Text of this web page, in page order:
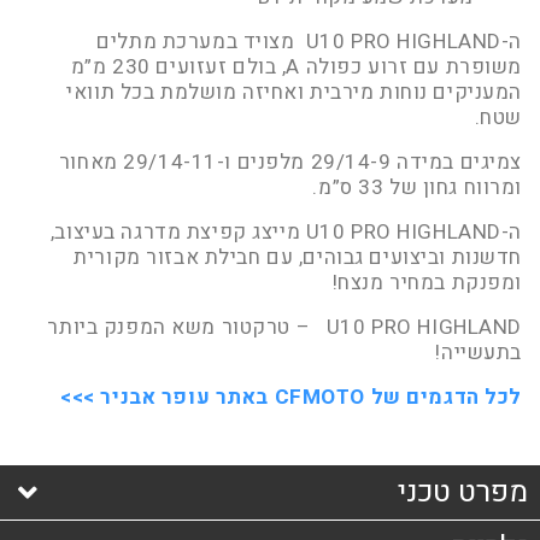
ה-U10 PRO HIGHLAND מצויד במערכת מתלים
משופרת עם זרוע כפולה A, בולם זעזועים 230 מ”מ
המעניקים נוחות מירבית ואחיזה מושלמת בכל תוואי
שטח.
צמיגים במידה 29/14-9 מלפנים ו-29/14-11 מאחור
ומרווח גחון של 33 ס”מ.
ה-U10 PRO HIGHLAND מייצג קפיצת מדרגה בעיצוב,
חדשנות וביצועים גבוהים, עם חבילת אבזור מקורית
ומפנקת במחיר מנצח!
U10 PRO HIGHLAND – טרקטור משא המפנק ביותר
בתעשייה!
לכל הדגמים של CFMOTO באתר עופר אבניר >>>
מפרט טכני